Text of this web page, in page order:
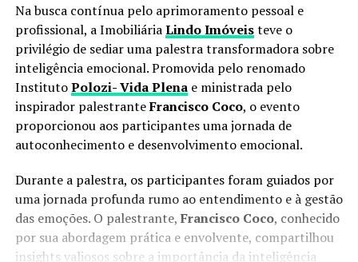
Na busca contínua pelo aprimoramento pessoal e
profissional, a ImobiliáriaLindo Imóveisteve o
privilégio de sediar uma palestra transformadora sobre
inteligência emocional. Promovida pelo renomado
InstitutoPolozi- Vida Plenae ministrada pelo
inspirador palestranteFrancisco Coco, o evento
proporcionou aos participantes uma jornada de
autoconhecimento e desenvolvimento emocional.
Durante a palestra, os participantes foram guiados por
uma jornada profunda rumo ao entendimento e à gestão
das emoções. O palestrante, Francisco Coco, conhecido
por sua abordagem prática e envolvente, compartilhou
insights valiosos sobre a importância da inteligência